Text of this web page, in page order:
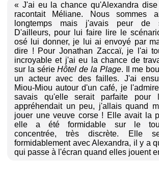
« J'ai eu la chance qu'Alexandra
racontait Méliane. Nous sommes
longtemps mais j'avais peur de
D'ailleurs, pour lui faire lire le
osé lui donner, je lui ai envoyé par
dire ! Pour Jonathan Zaccaï, je l'ai
incroyable et j'ai eu la chance de
sur la sérieHôtel de la Plage. Il me
un acteur avec des failles. J'ai
Miou-Miou autour d'un café, je
savais qu'elle serait parfaite pour
appréhendait un peu, j'allais quand
jouer une veuve corse ! Elle avait la
elle a été formidable sur le
concentrée, très discrète. Elle
formidablement avec Alexandra, il y a
qui passe à l'écran quand elles jouent